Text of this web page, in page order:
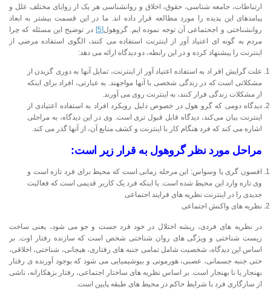
ارتباطات، جامعه شناسی، حقوق، اخلاق و روانشناسی هر یک از زوایای مختلف علل و
پیامد‌های این پدیده را مورد مطالعه قرار داده اند. ما در این قسمت بیشتر به ابعاد
روانشناختی و اجحتماعی آن توجه نموده ایم. گروهول[5]
در توضیح این مسئله که چرا
مردم به گونه ای اعتیاد آور از اینترنت استفاده می کنند، الگوی استفاده مرضی از
اینترنت را پیشنهاد کرده و در این رابطه، دو دیدگاه ارائه می دهد:
علت گرایش افر اد به استفاده اعتیاد آور از اینترنت، تمایل آنها به دوری گزیدن از
مشکلاتی است که در زندگی شخصی با آنها مواجهند. به عبارتی، افراد برای اینکه
از مشکلات زندگی فرار کنند، به اینترنت روی می آورند.
دیدگاه دومی که گرو هول در خصوص دلیل رویکرد افراد به استفاده اعتیادی از
اینترنت بیان می‌کند، دیدگاه قابل قبول تری است. وی در این دیدگاه، به مراحلی
اشاره می کند که فرد هنگام کار با اینترنت و کشف منابع آن، از آنها گذر می کند.
مراحل مورد نظر گروهول به قرار زیر است:
افسون گری یا وسواس: این مرحله زمانی است که محیط برای فرد تازه است و
وی تازه وارد این محیط شده است. یا اینکه فرد یک کاربر قدیمی است که فعالیت
جدیدی را در اینترنت نظریه های فرایند اجتماعی
نظریه های واکنش اجتماعی
در نظریه های فردی، ریشه اختلال در خود فرد جست و جو می شود، یعنی ساخت
زیست شناختی و ویژگی های روان شناختی شخص است که سازنده رفتار اوت. بر
اساس این دیدگاه، شخصیت شامل تمامی جنبه های رفتاری، هیجانی، شناختی، اخلاقی،
حتی جنبه جسمانی، عصبی، هورمونی و بیوشیمیایی می شود که بوجود آورنده ی رفتار
بهنجار یا نا بهنجار است. بر اساس نظریه های ساختار اجتماعی، رفتار بزهکارانه، ناشی
از سازگاری فرد با شرایط حاکم در محیط های طبقه پایین است.